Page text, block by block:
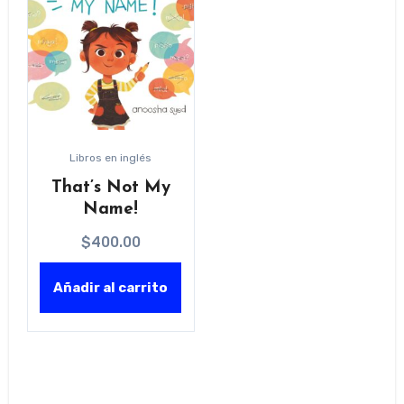
Libros en inglés
That’s Not My
Name!
$400.00
Añadir al carrito